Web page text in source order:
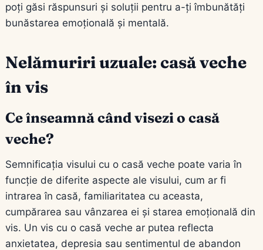
poți găsi răspunsuri și soluții pentru a-ți îmbunătăți
bunăstarea emoțională și mentală.
Nelămuriri uzuale: casă veche
în vis
Ce înseamnă când visezi o casă
veche?
Semnificația visului cu o casă veche poate varia în
funcție de diferite aspecte ale visului, cum ar fi
intrarea în casă, familiaritatea cu aceasta,
cumpărarea sau vânzarea ei și starea emoțională din
vis. Un vis cu o casă veche ar putea reflecta
anxietatea, depresia sau sentimentul de abandon